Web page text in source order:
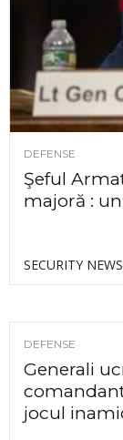
DEFENSE
Şeful
majoră : un
SECURITY NEWS
DEFENSE
Generali
jocul